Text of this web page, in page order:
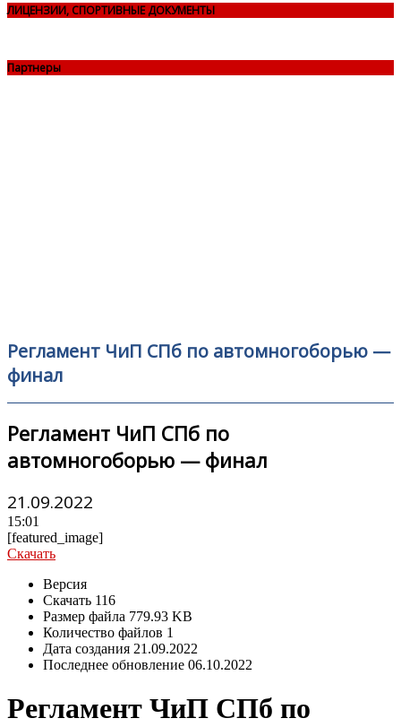
ЛИЦЕНЗИИ, СПОРТИВНЫЕ ДОКУМЕНТЫ
Партнеры
Регламент ЧиП СПб по автомногоборью —
финал
Регламент ЧиП СПб по
автомногоборью — финал
21.09.2022
15:01
[featured_image]
Скачать
Версия
Скачать 116
Размер файла 779.93 KB
Количество файлов 1
Дата создания 21.09.2022
Последнее обновление 06.10.2022
Регламент ЧиП СПб по